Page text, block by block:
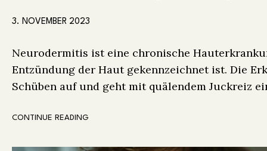
3. NOVEMBER 2023
Neurodermitis ist eine chronische
Entzündung der Haut gekennzeichnet ist. Die
Schüben auf und geht mit quälendem Juckreiz
CONTINUE READING